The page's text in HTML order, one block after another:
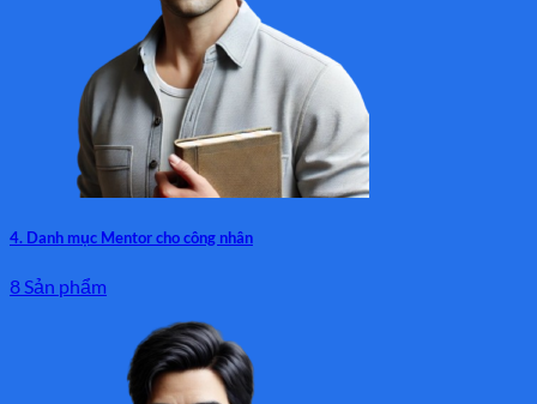
4. Danh mục Mentor cho công nhân
8 Sản phẩm